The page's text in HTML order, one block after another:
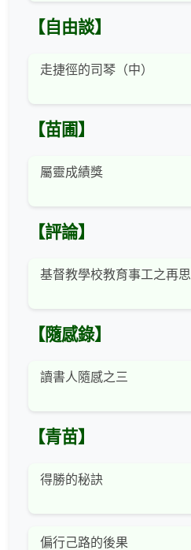
【自由談】
走捷徑的司琴（中）
【苗圃】
屬靈成績獎
【評論】
基督教學校教育事工之再思
【隨感錄】
讀書人隨感之三
【青苗】
得勝的秘訣
偏行己路的後果